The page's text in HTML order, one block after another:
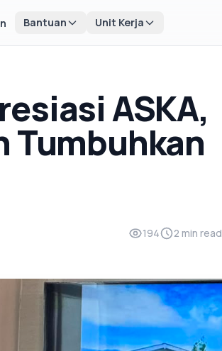
Bantuan Unit Kerja
ASKA,
Tumbuhkan
194 2 min read